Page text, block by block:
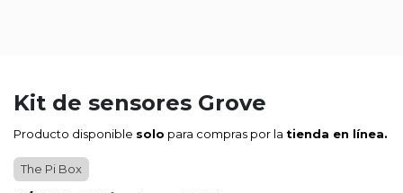
Kit de sensores Grove
Producto disponible solo para compras por la tienda en línea.
The Pi Box